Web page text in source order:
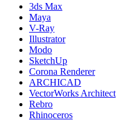
3ds Max
Maya
V-Ray
Illustrator
Modo
SketchUp
Corona Renderer
ARCHICAD
VectorWorks Architect
Rebro
Rhinoceros